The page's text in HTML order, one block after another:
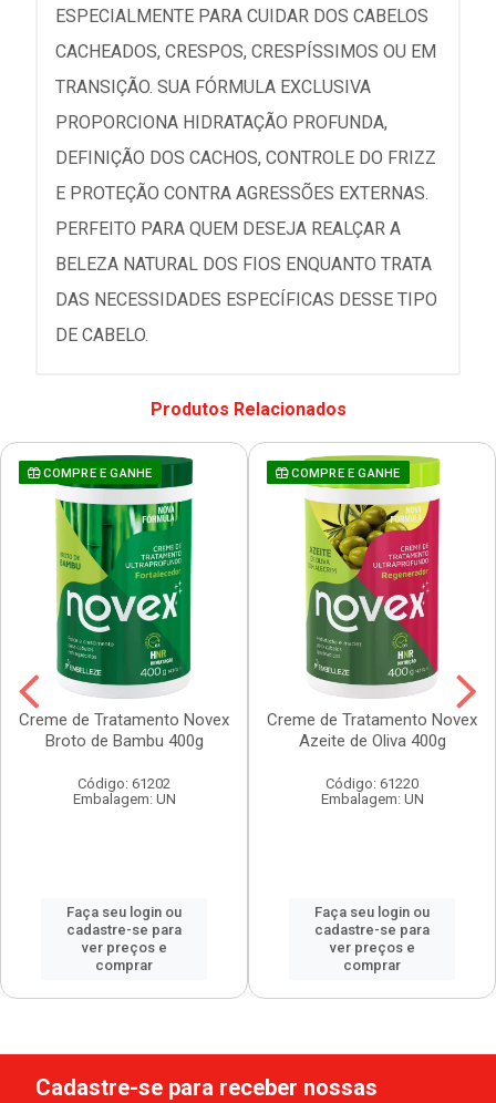
ESPECIALMENTE PARA CUIDAR DOS CABELOS
CACHEADOS, CRESPOS, CRESPÍSSIMOS OU EM
TRANSIÇÃO. SUA FÓRMULA EXCLUSIVA
PROPORCIONA HIDRATAÇÃO PROFUNDA,
DEFINIÇÃO DOS CACHOS, CONTROLE DO FRIZZ
E PROTEÇÃO CONTRA AGRESSÕES EXTERNAS.
PERFEITO PARA QUEM DESEJA REALÇAR A
BELEZA NATURAL DOS FIOS ENQUANTO TRATA
DAS NECESSIDADES ESPECÍFICAS DESSE TIPO
DE CABELO.
Produtos Relacionados
COMPRE E GANHE
Creme de Tratamento Novex
Broto de Bambu 400g
Código: 61202
Embalagem: UN
Faça seu login ou
cadastre-se para
ver preços e
comprar
COMPRE E GANHE
Creme de Tratamento Novex
Azeite de Oliva 400g
Código: 61220
Embalagem: UN
Faça seu login ou
cadastre-se para
ver preços e
comprar
Cadastre-se para receber nossas